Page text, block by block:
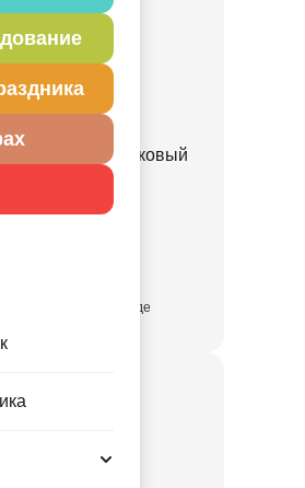
возд 4-х рожковый
1305-0380
присутствует на складе